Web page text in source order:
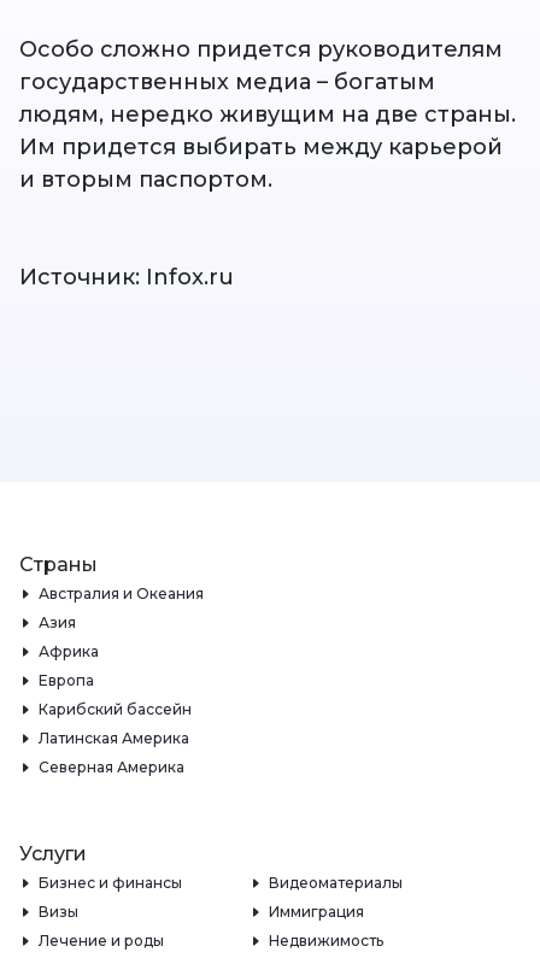
Особо сложно придется руководителям
государственных медиа – богатым
людям, нередко живущим на две страны.
Им придется выбирать между карьерой
и вторым паспортом.
Источник: Infox.ru
Страны
Австралия и Океания
Азия
Африка
Европа
Карибский бассейн
Латинская Америка
Северная Америка
Услуги
Бизнес и финансы
Видеоматериалы
Визы
Иммиграция
Лечение и роды
Недвижимость